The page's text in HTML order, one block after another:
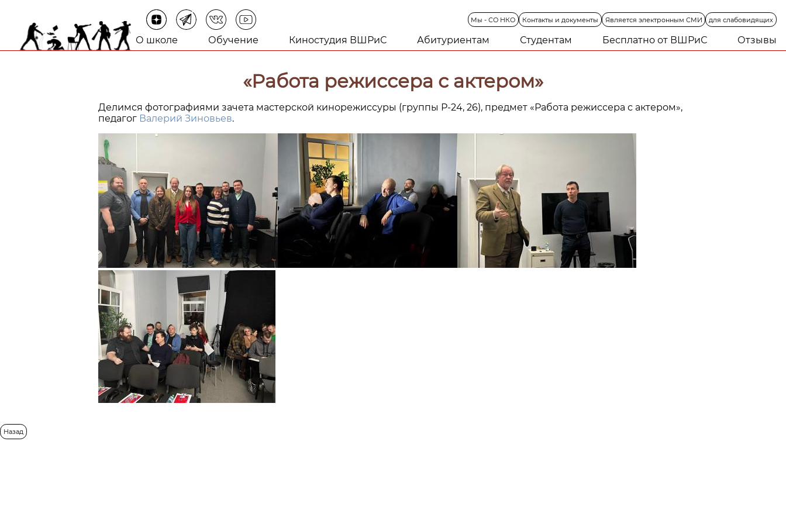
Мы - СО НКО Контакты и документы Является электронным СМИ для слабовидящих
О школе Обучение Киностудия ВШРиС Абитуриентам Студентам Бесплатно от ВШРиС Отзывы
«Работа режиссера с актером»
Делимся фотографиями зачета мастерской кинорежиссуры (группы Р-24, 26), предмет «Работа режиссера с актером»,
педагог Валерий Зиновьев.
Назад